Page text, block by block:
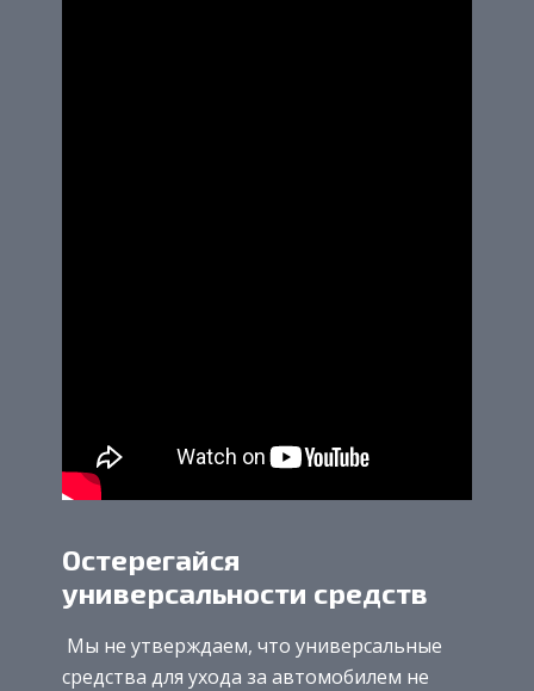
Остерегайся
универсальности средств
Мы не утверждаем, что универсальные
средства для ухода за автомобилем не